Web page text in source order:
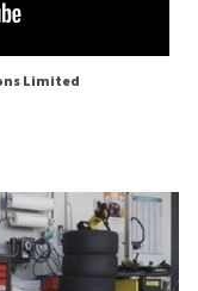
Limited